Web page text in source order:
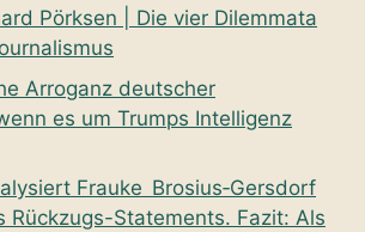
Pörksen | Die vier Dilemmata
Arroganz deutscher
es um Trumps Intelligenz
Frauke Brosius‑Gersdorf
Rückzugs-Statements. Fazit: Als